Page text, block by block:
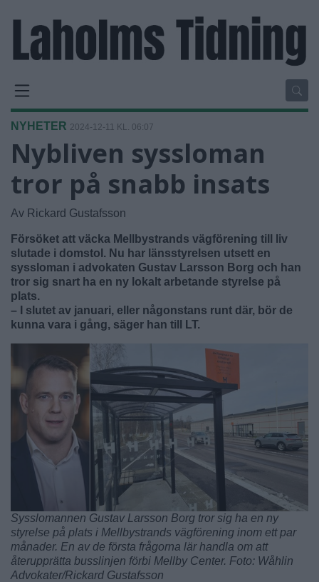
NYHETER 2024-12-11 KL. 06:07
Nybliven syssloman
tror på snabb insats
Av Rickard Gustafsson
Försöket att väcka Mellbystrands vägförening till liv
slutade i domstol. Nu har länsstyrelsen utsett en
syssloman i advokaten Gustav Larsson Borg och han
tror sig snart ha en ny lokalt arbetande styrelse på
plats.
– I slutet av januari, eller någonstans runt där, bör de
kunna vara i gång, säger han till LT.
Sysslomannen Gustav Larsson Borg tror sig ha en ny
styrelse på plats i Mellbystrands vägförening inom ett par
månader. En av de första frågorna lär handla om att
återupprätta busslinjen förbi Mellby Center. Foto: Wåhlin
Advokater/Rickard Gustafsson